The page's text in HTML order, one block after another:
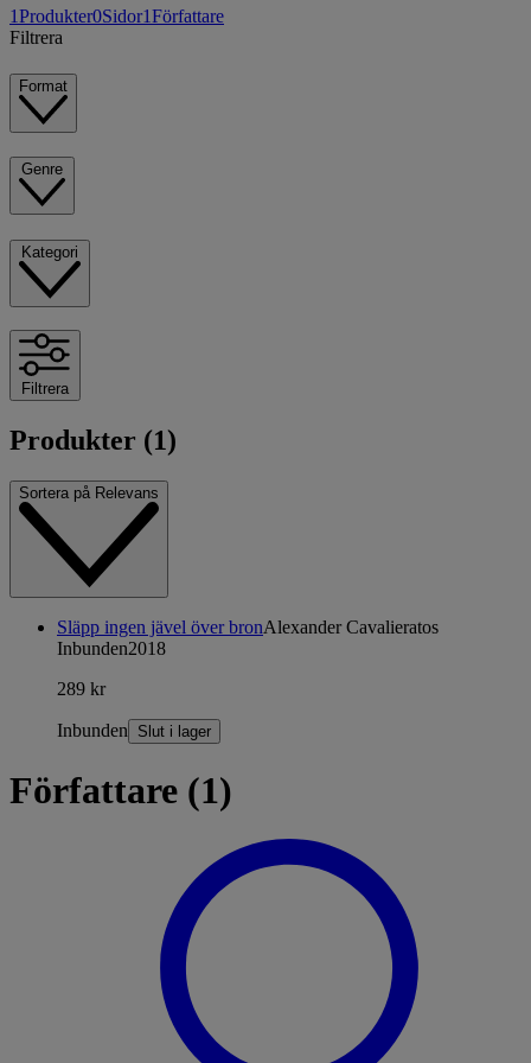
1Produkter0Sidor1Författare
Filtrera
Format
Filtrera
Produkter (1)
Sortera på Relevans
Släpp ingen jävel över bronAlexander Cavalieratos
Inbunden2018
289 kr
Inbunden Slut i lager
Författare (1)